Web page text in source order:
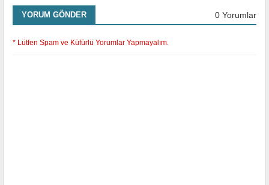
YORUM GÖNDER 0 Yorumlar
* Lütfen Spam ve Küfürlü Yorumlar Yapmayalım.